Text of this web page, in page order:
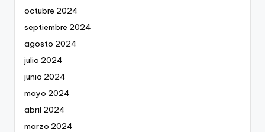
octubre 2024
septiembre 2024
agosto 2024
julio 2024
junio 2024
mayo 2024
abril 2024
marzo 2024